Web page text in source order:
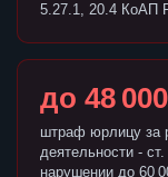
5.27.1, 20.4 КоАП
до 48
штраф юрлицу за
деятельности -
нарушении до 60